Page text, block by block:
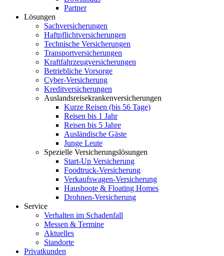
Partner
Lösungen
Sachversicherungen
Haftpflichtversicherungen
Technische Versicherungen
Transportversicherungen
Kraftfahrzeugversicherungen
Betriebliche Vorsorge
Cyber-Versicherung
Kreditversicherungen
Auslandsreisekrankenversicherungen
Kurze Reisen (bis 56 Tage)
Reisen bis 1 Jahr
Reisen bis 5 Jahre
Ausländische Gäste
Junge Leute
Spezielle Versicherungslösungen
Start-Up Versicherung
Foodtruck-Versicherung
Verkaufswagen-Versicherung
Hausboote & Floating Homes
Drohnen-Versicherung
Service
Verhalten im Schadenfall
Messen & Termine
Aktuelles
Standorte
Privatkunden